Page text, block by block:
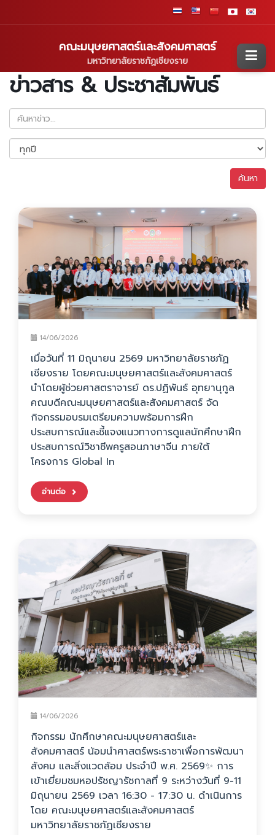
คณะมนุษยศาสตร์และสังคมศาสตร์
มหาวิทยาลัยราชภัฏเชียงราย
ข่าวสาร & ประชาสัมพันธ์
ค้นหา
14/06/2026
เมื่อวันที่ 11 มิถุนายน 2569 มหาวิทยาลัยราชภัฏ
เชียงราย โดยคณะมนุษยศาสตร์และสังคมศาสตร์
นำโดยผู้ช่วยศาสตราจารย์ ดร.ปฏิพันธ์ อุทยานุกูล
คณบดีคณะมนุษยศาสตร์และสังคมศาสตร์ จัด
กิจกรรมอบรมเตรียมความพร้อมการฝึก
ประสบการณ์และชี้แจงแนวทางการดูแลนักศึกษาฝึก
ประสบการณ์วิชาชีพครูสอนภาษาจีน ภายใต้
โครงการ Global In
อ่านต่อ
14/06/2026
กิจกรรม นักศึกษาคณะมนุษยศาสตร์และ
สังคมศาสตร์ น้อมนำศาสตร์พระราชาเพื่อการพัฒนา
สังคม และสิ่งแวดล้อม ประจำปี พ.ศ. 2569✨ การ
เข้าเยี่ยมชมหอปรัชญารัชกาลที่ 9 ระหว่างวันที่ 9-11
มิถุนายน 2569 เวลา 16:30 - 17:30 น. ดำเนินการ
โดย คณะมนุษยศาสตร์และสังคมศาสตร์
มหาวิทยาลัยราชภัฏเชียงราย